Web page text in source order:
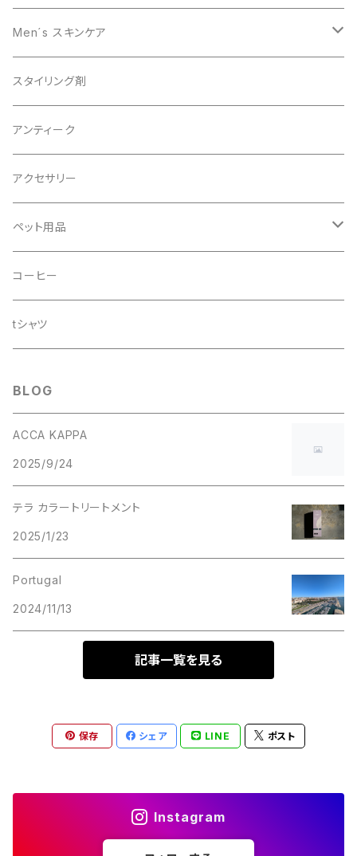
スキャルプケア
Men´s スキンケア
男性美容
オーガニック
スタイリング剤
アンティーク
アクセサリー
ペット用品
ドッグシャンプー
コーヒー
tシャツ
BLOG
ACCA KAPPA
2025/9/24
テラ カラートリートメント
2025/1/23
Portugal
2024/11/13
記事一覧を見る
保存 シェア LINE ポスト
Instagram